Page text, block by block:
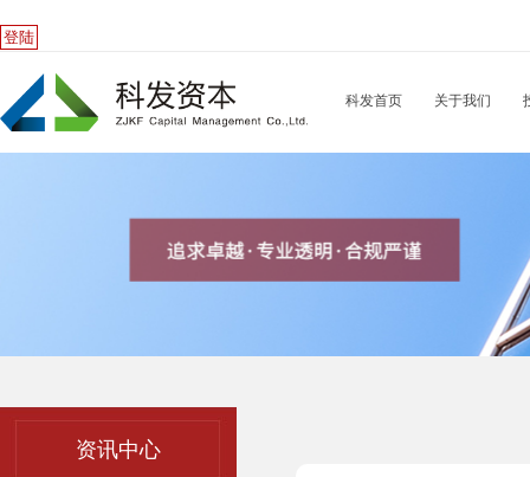
登陆
科发首页 关于我们
资讯中心